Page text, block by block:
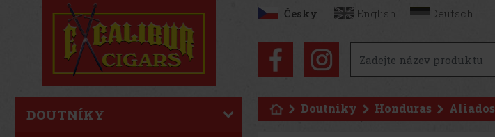
Česky English Deutsch
DOUTNÍKY
Doutníky Honduras Aliados